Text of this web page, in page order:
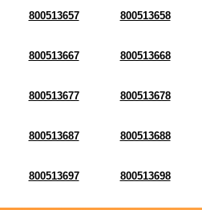
800513657 800513658
800513667 800513668
800513677 800513678
800513687 800513688
800513697 800513698